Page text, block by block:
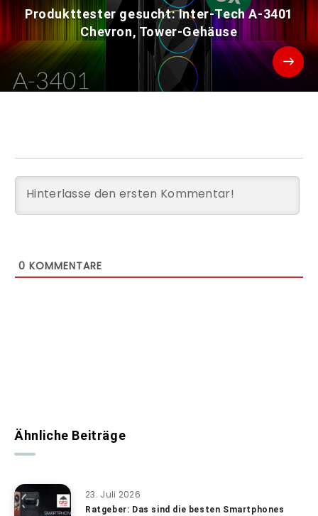
Produkttester gesucht: Inter-Tech A-3401
Chevron, Tower-Gehäuse
0 KOMMENTARE
Ähnliche Beiträge
23. Juli 2026
Ratgeber: Das sind die besten Smartphones